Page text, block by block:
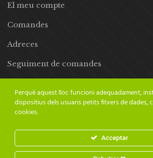
El meu compte
Comandes
Adreces
Seguiment de comandes
© 2024 Adesiara Editorial | Tots els drets
Perquè aquest lloc funcioni adequadament,
dispositius dels usuaris petits fitxers de dades,
cookies.
Acceptar